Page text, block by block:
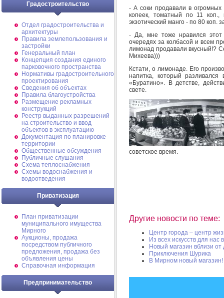
Градостроительство
Отдел градостроительства и
архитектуры
Правила землепользования и
застройки
Генеральный план
Концепция создания единого
парковочного пространства
Нормативы градостроительного
проектирования
Сведения об объектах
Правила благоустройства
Размещение рекламных
конструкций
Реестр выданных разрешений
на строительство и ввод
объектов в эксплуатацию
Документация по планировке
территории
Общественные обсуждения
Публичные слушания
Схема теплоснабжения
Схемы водоснабжения и
водоотведения
Приватизация
План приватизации
муниципального имущества
Мирного
Аукционы, продажа
посредством публичного
предложения, продажа без
объявления цены
Справочная информация
Предпринимательство
- А соки продавали в огромных
копеек, томатный по 11 коп.,
экзотический манго - по 80 коп.
- Да, мне тоже нравился
очередях за колбасой и всем
лимонад продавали вкусный!?
Михеева)))
Кстати, о лимонаде. Его
напитка, который
«Буратино». В детстве,
свете.
советское время.
Другие новости по теме:
Центр города – центр
Из всех искусств для
Новый магазин вблизи от
Приключения Шурика
В Мирном новый магазин!